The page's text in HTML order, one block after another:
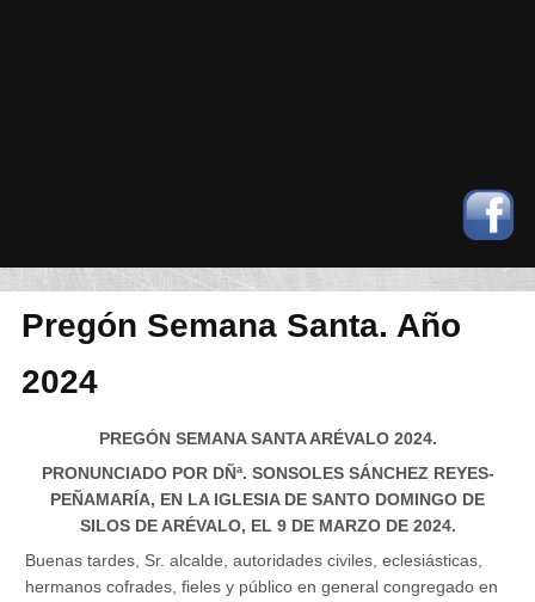
Pregón Semana Santa. Año
2024
PREGÓN SEMANA SANTA ARÉVALO 2024.
PRONUNCIADO POR DÑª. SONSOLES SÁNCHEZ REYES-
PEÑAMARÍA, EN LA IGLESIA DE SANTO DOMINGO DE
SILOS DE ARÉVALO, EL 9 DE MARZO DE 2024.
Buenas tardes, Sr. alcalde, autoridades civiles, eclesiásticas,
hermanos cofrades, fieles y público en general congregado en